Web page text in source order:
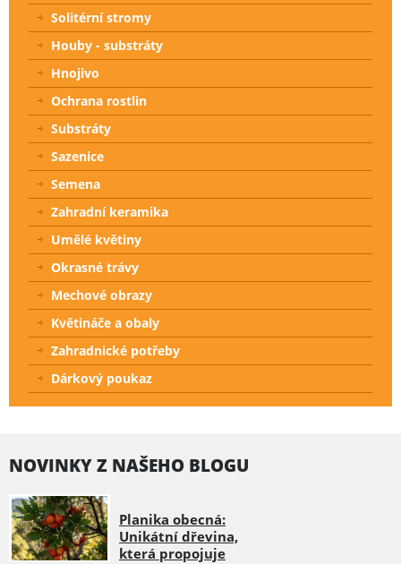
Solitérní stromy
Houby - substráty
Hnojivo
Ochrana rostlin
Substráty
Sazenice
Semena
Zahradní keramika
Umělé květiny
Okrasné trávy
Mechové obrazy
Květináče a obaly
Zahradnické potřeby
Dárkový poukaz
NOVINKY Z NAŠEHO BLOGU
Planika obecná:
Unikátní dřevina,
která propojuje